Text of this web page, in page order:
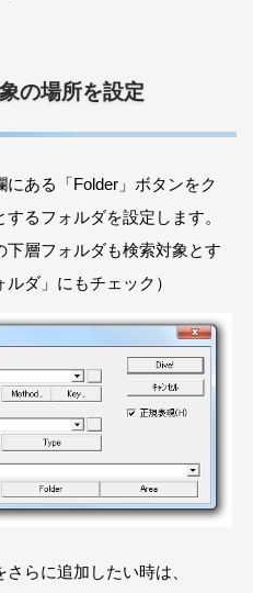
の場所を設定
ある「Folder」ボタンをク
るフォルダを設定します。
下層フォルダも検索対象とす
ダ」にもチェック）
らに追加したい時は、